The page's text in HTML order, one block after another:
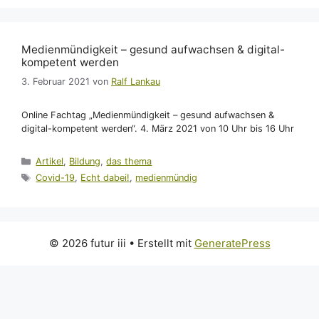
Medienmündigkeit – gesund aufwachsen & digital-
kompetent werden
3. Februar 2021 von Ralf Lankau
Online Fachtag „Medienmündigkeit – gesund aufwachsen &
digital-kompetent werden“. 4. März 2021 von 10 Uhr bis 16 Uhr
Kategorien
Artikel, Bildung,das thema
Schlagwörter
Covid-19, Echt dabei!, medienmündig
© 2026 futur iii • Erstellt mit GeneratePress